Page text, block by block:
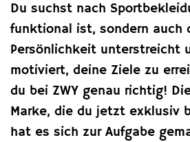
Du suchst nach
funktional ist, sondern auch
Persönlichkeit unterstreicht
motiviert, deine Ziele zu
du bei ZWY genau richtig!
Marke, die du jetzt exklusiv
hat es sich zur Aufgabe